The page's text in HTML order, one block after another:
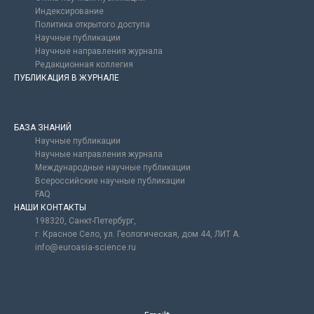
Индексирование
Политика открытого доступа
Научные публикации
Научные направления журнала
Редакционная коллегия
ПУБЛИКАЦИЯ В ЖУРНАЛЕ
БАЗА ЗНАНИЙ
Научные публикации
Научные направления журнала
Международные научные публикации
Всероссийские научные публикации
FAQ
НАШИ КОНТАКТЫ
198320, Санкт-Петербург,
г. Красное Село, ул. Геологическая, дом 44, ЛИТ А.
info@euroasia-science.ru